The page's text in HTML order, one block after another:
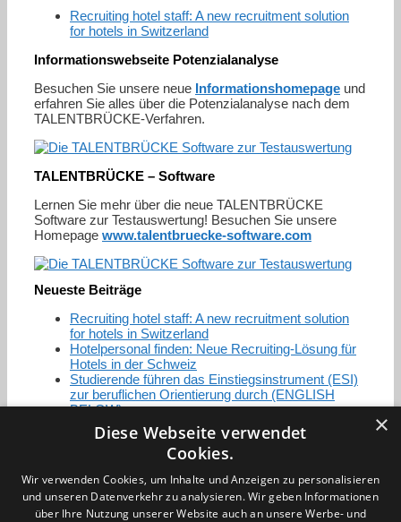
Recruiting hotel staff: A new recruitment solution
for hotels in Switzerland
Informationswebseite Potenzialanalyse
Besuchen Sie unsere neue Informationshomepage und
erfahren Sie alles über die Potenzialanalyse nach dem
TALENTBRÜCKE-Verfahren.
TALENTBRÜCKE – Software
Lernen Sie mehr über die neue TALENTBRÜCKE
Software zur Testauswertung! Besuchen Sie unsere
Homepage www.talentbruecke-software.com
Neueste Beiträge
Recruiting hotel staff: A new recruitment solution
for hotels in Switzerland
Hotelpersonal finden: Neue Recruiting-Lösung für
Hotels in der Schweiz
Studierende führen das Einstiegsinstrument (ESI)
zur beruflichen Orientierung durch (ENGLISH
BELOW)
Zertifizierung / Mitgliedschaften
×
Diese Webseite verwendet
Cookies.
Wir verwenden Cookies, um Inhalte und Anzeigen zu personalisieren
und unseren Datenverkehr zu analysieren. Wir geben Informationen
über Ihre Nutzung unserer Website auch an unsere Werbe- und